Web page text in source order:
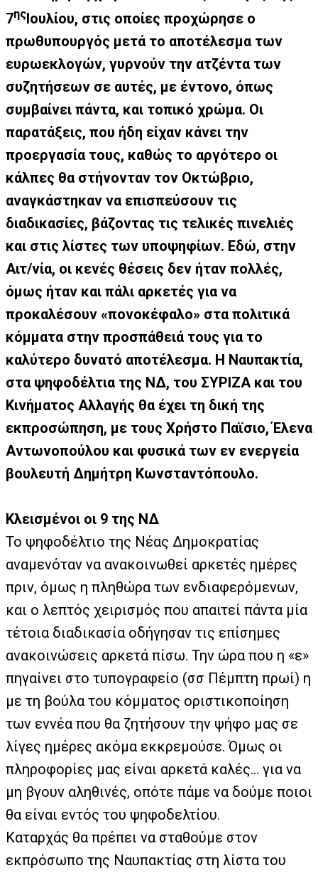
7ηςΙουλίου, στις οποίες προχώρησε ο
πρωθυπουργός μετά το αποτέλεσμα των
ευρωεκλογών, γυρνούν την ατζέντα των
συζητήσεων σε αυτές, με έντονο, όπως
συμβαίνει πάντα, και τοπικό χρώμα. Οι
παρατάξεις, που ήδη είχαν κάνει την
προεργασία τους, καθώς το αργότερο οι
κάλπες θα στήνονταν τον Οκτώβριο,
αναγκάστηκαν να επισπεύσουν τις
διαδικασίες, βάζοντας τις τελικές πινελιές
και στις λίστες των υποψηφίων. Εδώ, στην
Αιτ/νία, οι κενές θέσεις δεν ήταν πολλές,
όμως ήταν και πάλι αρκετές για να
προκαλέσουν «πονοκέφαλο» στα πολιτικά
κόμματα στην προσπάθειά τους για το
καλύτερο δυνατό αποτέλεσμα. Η Ναυπακτία,
στα ψηφοδέλτια της ΝΔ, του ΣΥΡΙΖΑ και του
Κινήματος Αλλαγής θα έχει τη δική της
εκπροσώπηση, με τους Χρήστο Παϊσιο, Έλενα
Αντωνοπούλου και φυσικά των εν ενεργεία
βουλευτή Δημήτρη Κωνσταντόπουλο.
Κλεισμένοι οι 9 της ΝΔ
Το ψηφοδέλτιο της Νέας Δημοκρατίας
αναμενόταν να ανακοινωθεί αρκετές ημέρες
πριν, όμως η πληθώρα των ενδιαφερόμενων,
και ο λεπτός χειρισμός που απαιτεί πάντα μία
τέτοια διαδικασία οδήγησαν τις επίσημες
ανακοινώσεις αρκετά πίσω. Την ώρα που η «ε»
πηγαίνει στο τυπογραφείο (σσ Πέμπτη πρωί) η
με τη βούλα του κόμματος οριστικοποίηση
των εννέα που θα ζητήσουν την ψήφο μας σε
λίγες ημέρες ακόμα εκκρεμούσε. Όμως οι
πληροφορίες μας είναι αρκετά καλές… για να
μη βγουν αληθινές, οπότε πάμε να δούμε ποιοι
θα είναι εντός του ψηφοδελτίου.
Καταρχάς θα πρέπει να σταθούμε στον
εκπρόσωπο της Ναυπακτίας στη λίστα του